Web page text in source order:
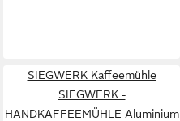
SIEGWERK Kaffeemühle
SIEGWERK -
HANDKAFFEEMÜHLE Aluminium